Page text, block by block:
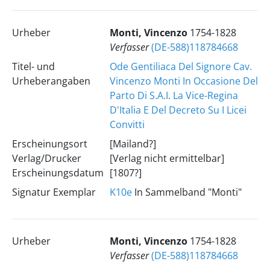
Urheber Monti, Vincenzo 1754-1828
Verfasser(DE-588)118784668
Titel- und
Urheberangaben
Ode Gentiliaca Del Signore Cav.
Vincenzo Monti In Occasione Del
Parto Di S.A.I. La Vice-Regina
D'Italia E Del Decreto Su I Licei
Convitti
Erscheinungsort
Verlag/Drucker
Erscheinungsdatum
[Mailand?]
[Verlag nicht ermittelbar]
[1807?]
Signatur Exemplar
K10eIn Sammelband "Monti"
Urheber Monti, Vincenzo 1754-1828
Verfasser(DE-588)118784668